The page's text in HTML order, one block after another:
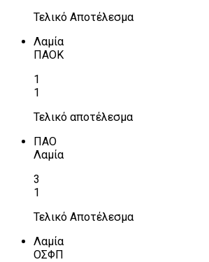
Τελικό Αποτέλεσμα
Λαμία
ΠΑΟΚ
1
1
Τελικό αποτέλεσμα
ΠΑΟ
Λαμία
3
1
Τελικό Αποτέλεσμα
Λαμία
ΟΣΦΠ